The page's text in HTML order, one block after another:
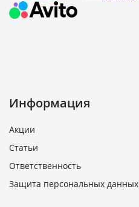
Информация
Акции
Статьи
Ответственность
Защита персональных данных